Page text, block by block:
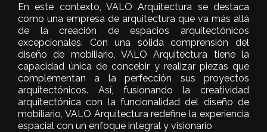
En este contexto, VALO Arquitectura se destaca
como una empresa de arquitectura que va más allá
de la creación de espacios arquitectónicos
excepcionales. Con una sólida comprensión del
diseño de mobiliario, VALO Arquitectura tiene la
capacidad única de concebir y realizar piezas que
complementan a la perfección sus proyectos
arquitectónicos. Así, fusionando la creatividad
arquitectónica con la funcionalidad del diseño de
mobiliario, VALO Arquitectura redefine la experiencia
espacial con un enfoque integral y visionario